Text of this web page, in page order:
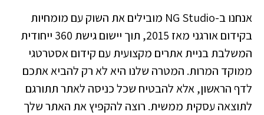
אנחנו ב-NG Studio מובילים את השוק עם מומחיות
בקידום אורגני מאז 2015, תוך יישום גישת 360 ייחודית
המשלבת בניית אתרים מקצועית עם קידום אסטרטגי
ממוקד המרות. המטרה שלנו היא לא רק להביא אתכם
לדף הראשון, אלא להבטיח שכל כניסה לאתר תתורגם
לתוצאה עסקית ממשית. רוצה להקפיץ את האתר שלך